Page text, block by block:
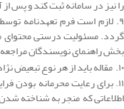
را نیز در سامانه ثبت کند و پس
۹. لازم است فرم تعهدنامه
گردد. مسئولیت درستی محتوای
بخش راهنمای نویسندگان
۱۰. مقاله باید از هر نوع تبعیض نژادی، قومی، جنسیتی و سیاسی عاری باشد.
۱۱. برای رعایت محرمانه بودن
اطلاعاتی که منجر به شناخته